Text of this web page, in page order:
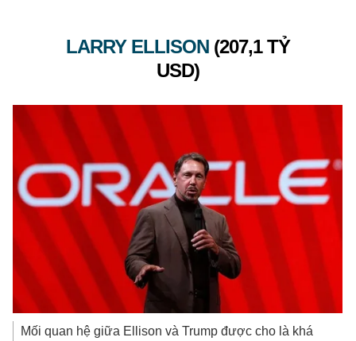
LARRY ELLISON (207,1 TỶ
USD)
Mối quan hệ giữa Ellison và Trump được cho là khá